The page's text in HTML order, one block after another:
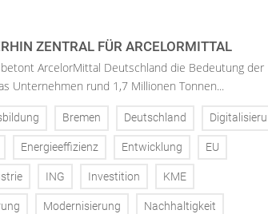
ZENTRAL FÜR ARCELORMITTAL
ArcelorMittal Deutschland die Bedeutung der
Unternehmen rund 1,7 Millionen Tonnen...
Bremen Deutschland
Energieeffizienz Entwicklung EU
ING Investition KME
Modernisierung Nachhaltigkeit